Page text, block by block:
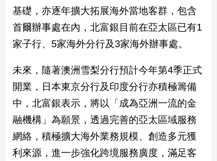
點
娛
娛
樂
聞
流
行/
時
尚
基礎，亦逐年擴大拓展海外當地客群，包含
首爾辦事處在內，北富銀目前在亞太區已有1
家子行、5家海外分行及3家海外辦事處。
未來，隨著澳洲雪梨分行預計今年第4季正式
開業，日本東京分行及印度分行亦積極籌備
中，北富銀表示，將以「成為亞洲一流的金
融機構」為願景，透過完善的亞太區域服務
網絡，積極擴大海外業務規模、創造多元獲
利來源，進一步強化跨境服務廣度，滿足客